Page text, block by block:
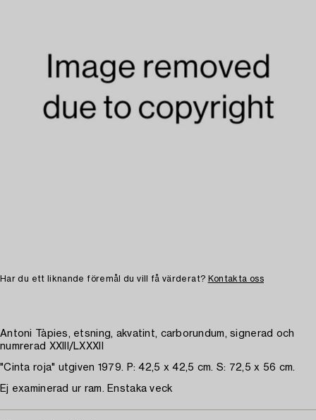
Har du ett liknande föremål du vill få värderat? Kontakta oss
Antoni Tàpies, etsning, akvatint, carborundum, signerad och
numrerad XXIII/LXXXII
"Cinta roja" utgiven 1979. P: 42,5 x 42,5 cm. S: 72,5 x 56 cm.
Ej examinerad ur ram. Enstaka veck